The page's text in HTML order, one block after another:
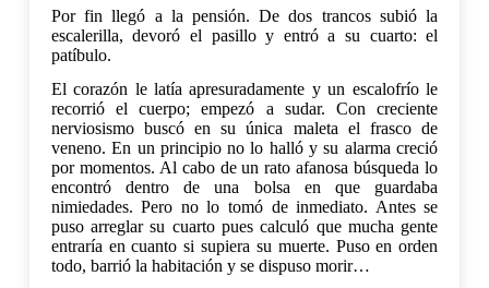
Por fin llegó a la pensión. De dos trancos subió la
escalerilla, devoró el pasillo y entró a su cuarto: el
patíbulo.
El corazón le latía apresuradamente y un escalofrío le
recorrió el cuerpo; empezó a sudar. Con creciente
nerviosismo buscó en su única maleta el frasco de
veneno. En un principio no lo halló y su alarma creció
por momentos. Al cabo de un rato afanosa búsqueda lo
encontró dentro de una bolsa en que guardaba
nimiedades. Pero no lo tomó de inmediato. Antes se
puso arreglar su cuarto pues calculó que mucha gente
entraría en cuanto si supiera su muerte. Puso en orden
todo, barrió la habitación y se dispuso morir…